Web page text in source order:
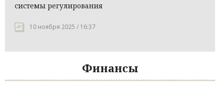
системы регулирования
10 ноября 2025 / 16:37
Финансы